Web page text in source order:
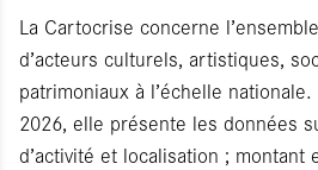
La Cartocrise concerne
d’acteurs culturels, artistiques,
patrimoniaux à l’échelle
2026, elle présente les données
d’activité et localisation ; montant